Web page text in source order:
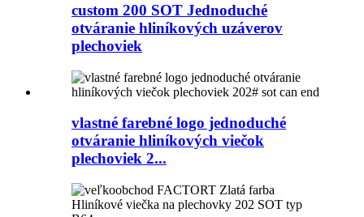
custom 200 SOT Jednoduché
otváranie hliníkových uzáverov
plechoviek
vlastné farebné logo jednoduché
otváranie hliníkových viečok
plechoviek 2...